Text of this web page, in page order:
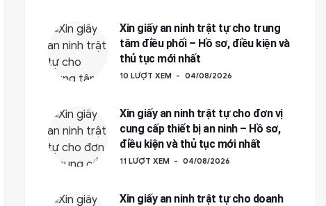
Xin giấy an ninh trật tự cho trung
tâm điều phối – Hồ sơ, điều kiện và
thủ tục mới nhất
10 LƯỢT XEM 04/08/2026
Xin giấy an ninh trật tự cho đơn vị
cung cấp thiết bị an ninh – Hồ sơ,
điều kiện và thủ tục mới nhất
11 LƯỢT XEM 04/08/2026
Xin giấy an ninh trật tự cho doanh